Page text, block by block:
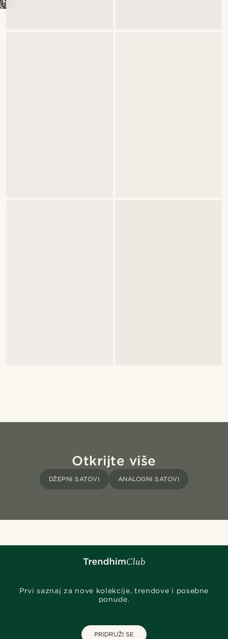
Otkrijte više
DŽEPNI SATOVI ANALOGNI SATOVI
Prvi saznaj za nove kolekcije, trendove i posebne
ponude.
PRIDRUŽI SE